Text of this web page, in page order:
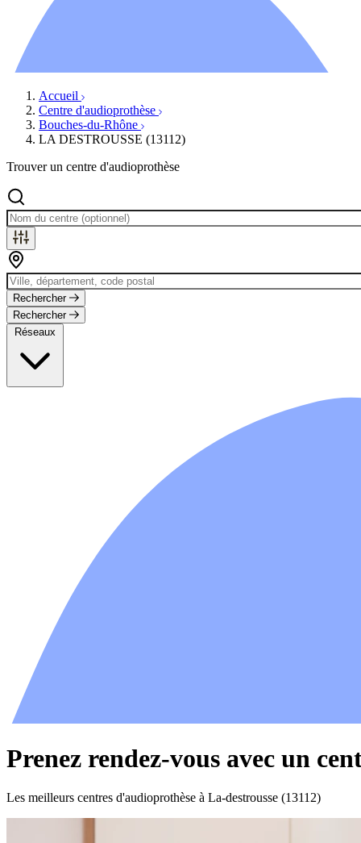
Ressources
Évènements
Accueil
Centre d'audioprothèse
Bouches-du-Rhône
LA DESTROUSSE (13112)
Trouver un centre d'audioprothèse
Rechercher
Rechercher
Réseaux
Prenez rendez-vous avec un
Les meilleurs centres d'audioprothèse à La-destrousse (13112)